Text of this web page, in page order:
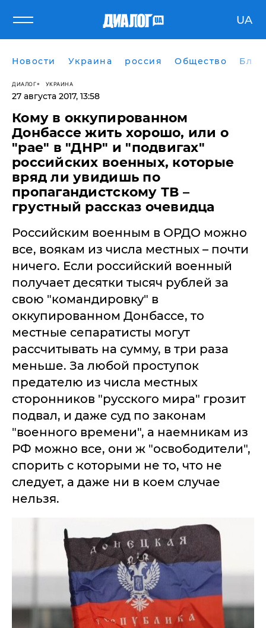
UA
Новости Украина россия Общество
ДИАЛОГ УКРАИНА
27 августа 2017, 13:58
Кому в оккупированном
Донбассе жить хорошо, или о
"рае" в "ДНР" и "подвигах"
российских военных, которые
вряд ли увидишь по
пропагандистскому ТВ –
грустный рассказ очевидца
Российским военным в ОРДО можно
все, воякам из числа местных – почти
ничего. Если российский военный
получает десятки тысяч рублей за
свою "командировку" в
оккупированном Донбассе, то
местные сепаратисты могут
рассчитывать на сумму, в три раза
меньше. За любой проступок
предателю из числа местных
сторонников "русского мира" грозит
подвал, и даже суд по законам
"военного времени", а наемникам из
РФ можно все, они ж "освободители",
спорить с которыми не то, что не
следует, а даже ни в коем случае
нельзя.